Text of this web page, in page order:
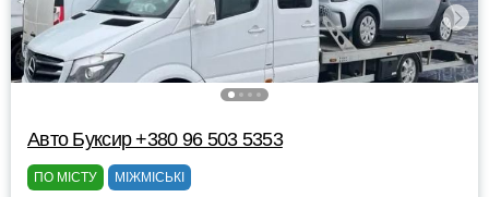
Авто Буксир +380 96 503 5353
ПО МІСТУ МІЖМІСЬКІ